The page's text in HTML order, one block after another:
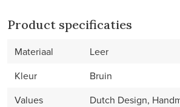
Product specificaties
Materiaal
Leer
Kleur
Bruin
Values
Dutch Design,